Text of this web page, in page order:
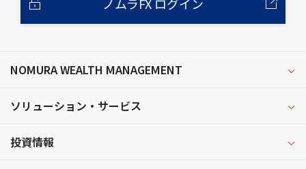
ノムラFX ログイン
NOMURA WEALTH MANAGEMENT
ソリューション・サービス
投資情報